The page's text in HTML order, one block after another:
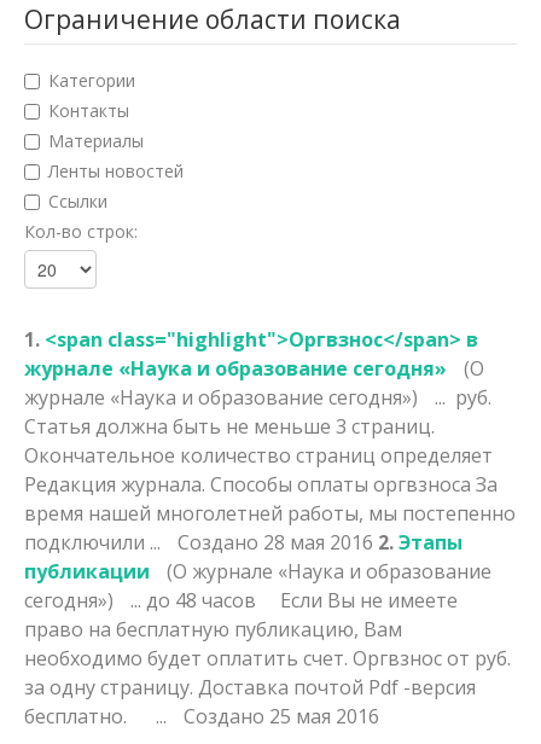
Искусствоведение
Архитектура
Психологические науки
Социологические науки
Политические науки
Культурология
Науки о земле
Ограничение области поиска
Категории
Контакты
Материалы
Ленты новостей
Ссылки
Кол-во строк:
1. <span class="highlight">Оргвзнос</span> в
журнале «Наука и образование сегодня»
(О
журнале «Наука и образование сегодня»)
... руб.
Статья должна быть не меньше 3 страниц.
Окончательное количество страниц определяет
Редакция журнала. Способы оплаты оргвзноса За
время нашей многолетней работы, мы постепенно
подключили ...
Создано 28 мая 2016 2.Этапы
публикации
(О журнале «Наука и образование
сегодня»)
... до 48 часов Если Вы не имеете
право на бесплатную публикацию, Вам
необходимо будет оплатить счет. Оргвзносот руб.
за одну страницу. Доставка почтой Pdf -версия
бесплатно. ...
Создано 25 мая 2016